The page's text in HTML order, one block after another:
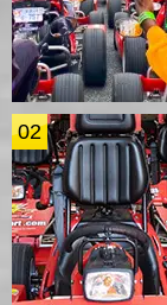
02